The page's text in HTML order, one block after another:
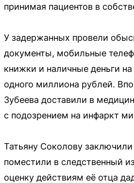
принимая пациентов в
У задержанных провели
документы, мобильные
книжки и наличные деньги
одного миллиона рублей.
Зубеева доставили в
с подозрением на инфаркт
Татьяну Соколову
поместили в следственный
оценку действиям её отца